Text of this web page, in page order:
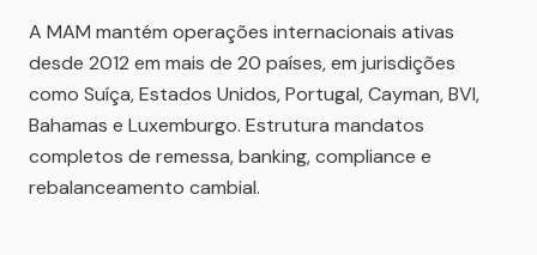
A MAM mantém operações internacionais ativas
desde 2012 em mais de 20 países, em jurisdições
como Suíça, Estados Unidos, Portugal, Cayman, BVI,
Bahamas e Luxemburgo. Estrutura mandatos
completos de remessa, banking, compliance e
rebalanceamento cambial.